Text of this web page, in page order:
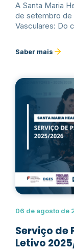
A Santa Maria
de setembro de
Vasculares: Do
Saber mais
06 de agosto de
Serviço de
Letivo